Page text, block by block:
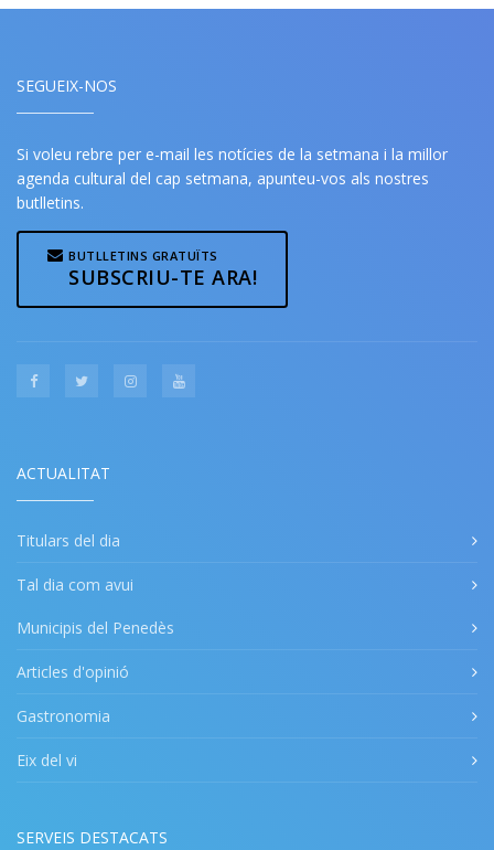
SEGUEIX-NOS
Si voleu rebre per e-mail les notícies de la setmana i la millor
agenda cultural del cap setmana, apunteu-vos als nostres
butlletins.
BUTLLETINS GRATUÏTS
SUBSCRIU-TE ARA!
ACTUALITAT
Titulars del dia
Tal dia com avui
Municipis del Penedès
Articles d'opinió
Gastronomia
Eix del vi
SERVEIS DESTACATS